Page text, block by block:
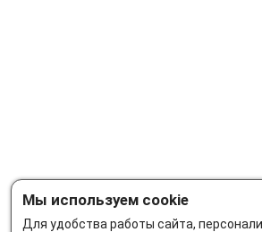
Мы используем cookie
Для удобства работы сайта,